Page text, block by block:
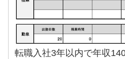
転職入社3年以内で年収